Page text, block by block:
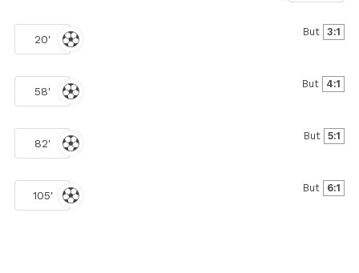
20'
But 3:1
58'
But 4:1
82'
But 5:1
105'
But 6:1